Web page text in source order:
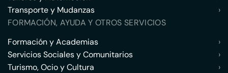
Transporte y Mudanzas
›
FORMACIÓN, AYUDA Y OTROS SERVICIOS
Formación y Academias
›
Servicios Sociales y Comunitarios
›
Turismo, Ocio y Cultura
›